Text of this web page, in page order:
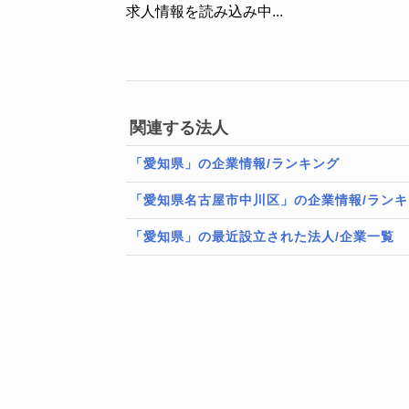
求人情報を読み込み中...
関連する法人
「愛知県」の企業情報/ランキング
「愛知県名古屋市中川区」の企業情報/ラン
「愛知県」の最近設立された法人/企業一覧